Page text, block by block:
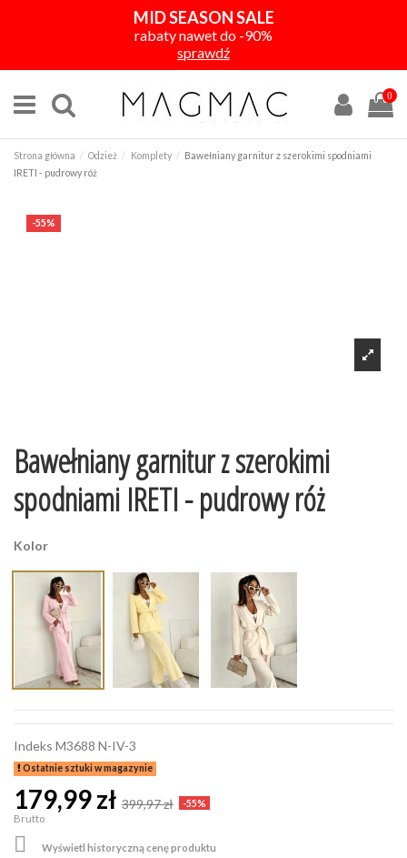
MID SEASON SALE
rabaty nawet do -90%
sprawdź
0
Strona główna Odzież Komplety
Bawełniany garnitur z szerokimi spodniami
IRETI - pudrowy róż
-55%
Bawełniany garnitur z szerokimi
spodniami IRETI - pudrowy róż
Kolor
Indeks M3688 N-IV-3
Ostatnie sztuki w magazynie
179,99 zł 399,97 zł -55%
Brutto

Wyświetl historyczną cenę produktu